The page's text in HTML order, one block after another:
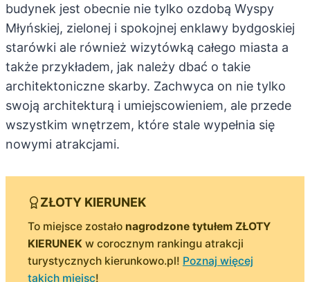
budynek jest obecnie nie tylko ozdobą Wyspy
Młyńskiej, zielonej i spokojnej enklawy bydgoskiej
starówki ale również wizytówką całego miasta a
także przykładem, jak należy dbać o takie
architektoniczne skarby. Zachwyca on nie tylko
swoją architekturą i umiejscowieniem, ale przede
wszystkim wnętrzem, które stale wypełnia się
nowymi atrakcjami.
ZŁOTY KIERUNEK
To miejsce zostało nagrodzone tytułem ZŁOTY
KIERUNEK w corocznym rankingu atrakcji
turystycznych kierunkowo.pl! Poznaj więcej
takich miejsc!